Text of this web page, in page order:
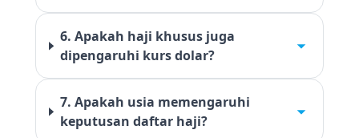
6. Apakah haji khusus juga
dipengaruhi kurs dolar?
7. Apakah usia memengaruhi
keputusan daftar haji?